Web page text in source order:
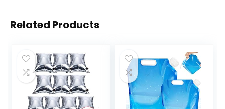
Related Products